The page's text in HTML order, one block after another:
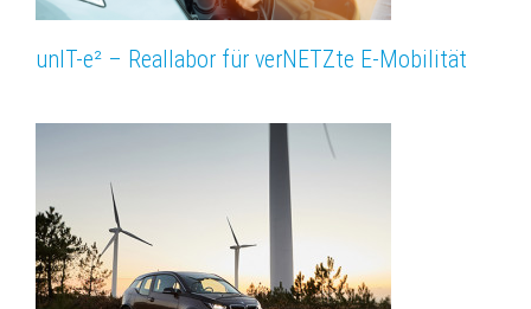
unIT-e² – Reallabor für verNETZte E-Mobilität